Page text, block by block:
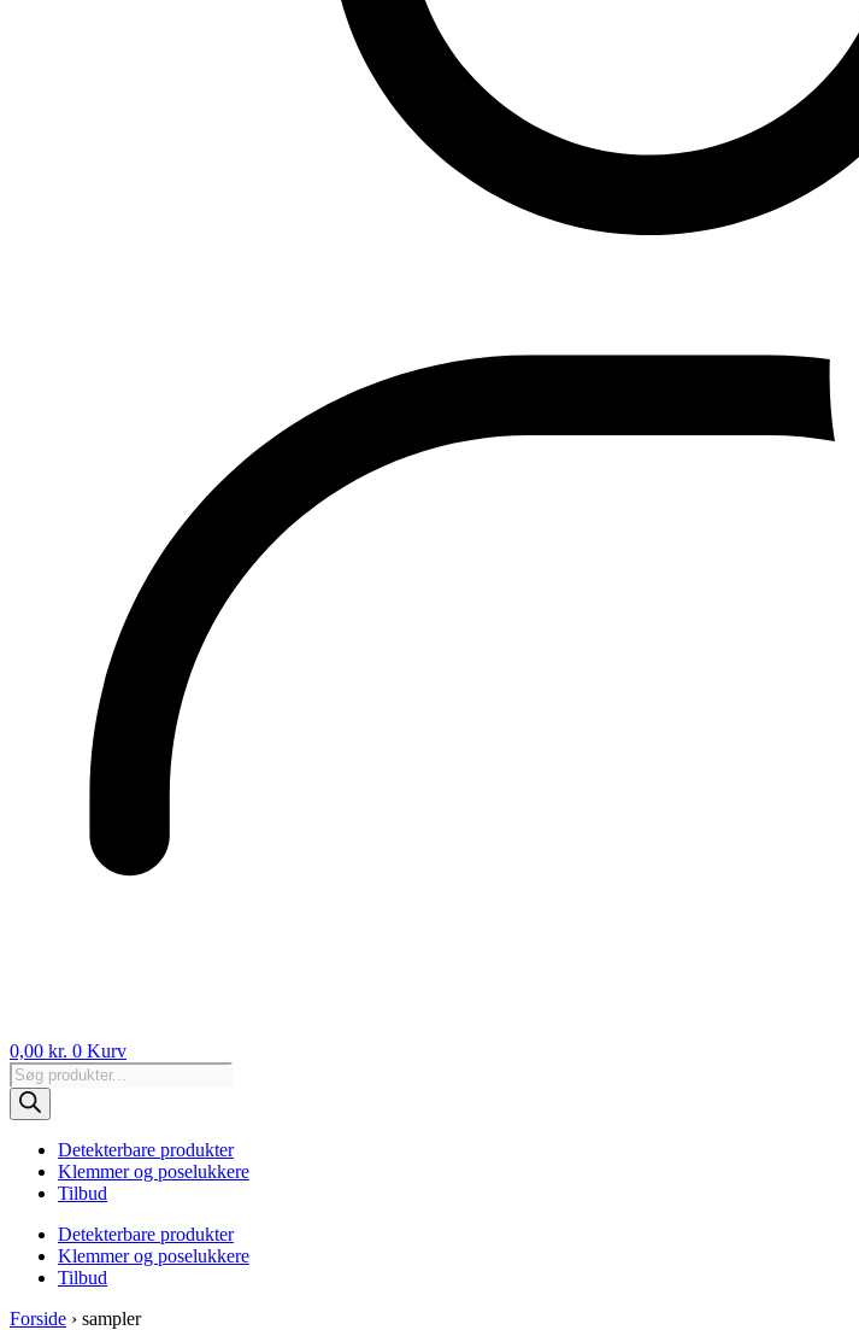
0,00 kr. 0 Kurv
Products
search
Detekterbare produkter
Klemmer og poselukkere
Tilbud
Detekterbare produkter
Klemmer og poselukkere
Tilbud
Forside › sampler